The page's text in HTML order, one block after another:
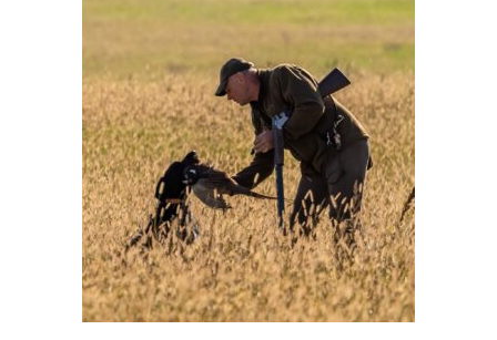
PODMIENKY CHOVNOSTI
CHOVNÉ PSY
CHOVNÉ SUKY
CHOVATEĽSKÉ STANICE
OČAKÁVANÉ VRHY PP V ROKU 2026
MEDZINÁRODNÁ SÚŤAŽ HRUBOSRSTÝCH
STAVAČOV „MEMORIÁL B. ZEMKA“